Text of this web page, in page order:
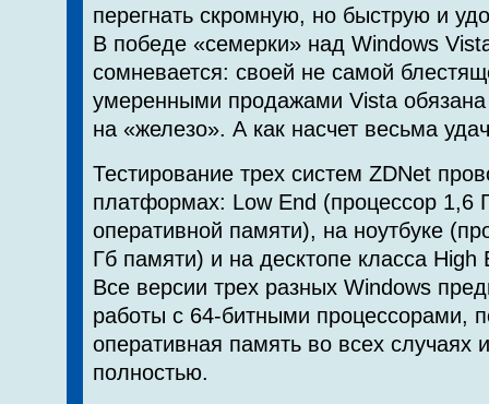
перегнать скромную, но быструю и
В победе «семерки» над Windows
сомневается: своей не самой
умеренными продажами Vista обязана
на «железо». А как насчет весьма
Тестирование трех систем ZDNet
платформах: Low End (процессор 1,6
оперативной памяти), на ноутбуке
Гб памяти) и на десктопе класса High
Все версии трех разных Windows
работы с 64-битными процессорами,
оперативная память во всех случаях
полностью.